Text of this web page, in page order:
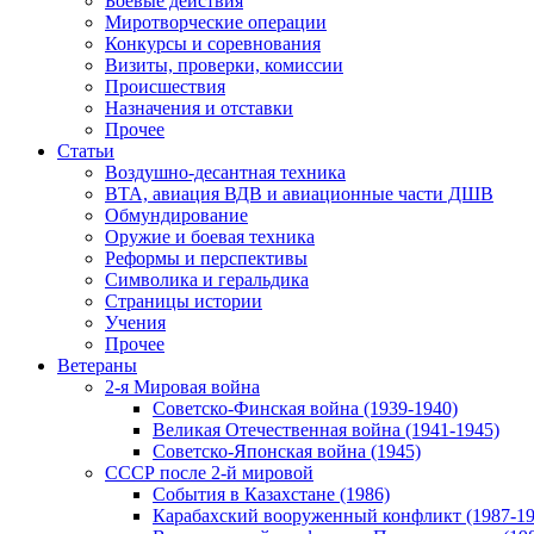
Миротворческие операции
Конкурсы и соревнования
Визиты, проверки, комиссии
Происшествия
Назначения и отставки
Прочее
Статьи
Воздушно-десантная техника
ВТА, авиация ВДВ и авиационные части ДШВ
Обмундирование
Оружие и боевая техника
Реформы и перспективы
Символика и геральдика
Страницы истории
Учения
Прочее
Ветераны
2-я Мировая война
Советско-Финская война (1939-1940)
Великая Отечественная война (1941-1945)
Советско-Японская война (1945)
СССР после 2-й мировой
События в Казахстане (1986)
Карабахский вооруженный конфликт (1987-